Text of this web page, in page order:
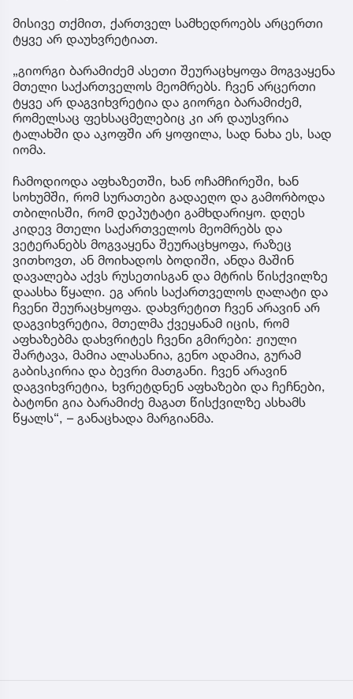
მისივე თქმით, ქართველ სამხედროებს არცერთი
ტყვე არ დაუხვრეტიათ.
„გიორგი ბარამიძემ ასეთი შეურაცხყოფა მოგვაყენა
მთელი საქართველოს მეომრებს. ჩვენ არცერთი
ტყვე არ დაგვიხვრეტია და გიორგი ბარამიძემ,
რომელსაც ფეხსაცმელებიც კი არ დაუსვრია
ტალახში და აკოფში არ ყოფილა, სად ნახა ეს, სად
იომა.
ჩამოდიოდა აფხაზეთში, ხან ოჩამჩირეში, ხან
სოხუმში, რომ სურათები გადაეღო და გამორბოდა
თბილისში, რომ დეპუტატი გამხდარიყო. დღეს
კიდევ მთელი საქართველოს მეომრებს და
ვეტერანებს მოგვაყენა შეურაცხყოფა, რაზეც
ვითხოვთ, ან მოიხადოს ბოდიში, ანდა მაშინ
დავალება აქვს რუსეთისგან და მტრის წისქვილზე
დაასხა წყალი. ეგ არის საქართველოს ღალატი და
ჩვენი შეურაცხყოფა. დახვრეტით ჩვენ არავინ არ
დაგვიხვრეტია, მთელმა ქვეყანამ იცის, რომ
აფხაზებმა დახვრიტეს ჩვენი გმირები: ჟიული
შარტავა, მამია ალასანია, გენო ადამია, გურამ
გაბისკირია და ბევრი მათგანი. ჩვენ არავინ
დაგვიხვრეტია, ხვრეტდნენ აფხაზები და ჩეჩნები,
ბატონი გია ბარამიძე მაგათ წისქვილზე ასხამს
წყალს“, – განაცხადა მარგიანმა.